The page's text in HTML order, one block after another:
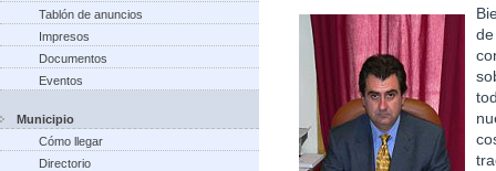
Tablón de anuncios
Impresos
Documentos
Eventos
Municipio
Cómo llegar
Directorio